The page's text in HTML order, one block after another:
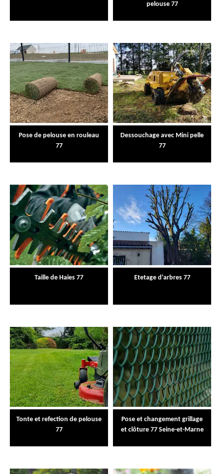
pelouse 77
Pose de pelouse en rouleau
77
Dessouchage avec Mini pelle
77
Taille de Haies 77 Etetage d'arbres 77
Tonte et refection de pelouse
77
Pose et changement grillage
et clôture 77 Seine-et-Marne